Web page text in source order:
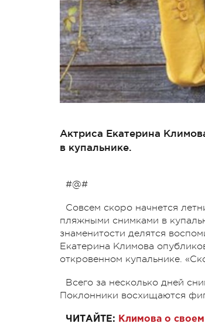
Актриса Екатерина
в купальнике.
#@#
Совсем скоро начнется
пляжными снимками в
знаменитости делятся
Екатерина Климова
откровенном купальнике.
Всего за несколько дней
Поклонники восхищаются
ЧИТАЙТЕ: Климова о